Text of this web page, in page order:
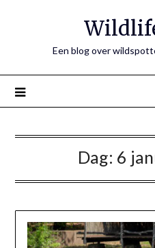
Een blog over
Dag: 6